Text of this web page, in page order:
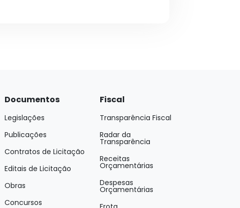
Documentos
Legislações
Publicações
Contratos de Licitação
Editais de Licitação
Obras
Concursos
Fiscal
Transparência Fiscal
Radar da
Transparência
Receitas
Orçamentárias
Despesas
Orçamentárias